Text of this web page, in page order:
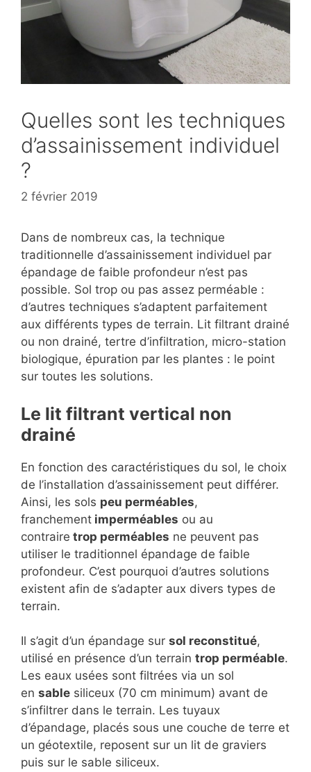
Quelles sont les techniques
d’assainissement individuel
?
2 février 2019
Dans de nombreux cas, la technique
traditionnelle d’assainissement individuel par
épandage de faible profondeur n’est pas
possible. Sol trop ou pas assez perméable :
d’autres techniques s’adaptent parfaitement
aux différents types de terrain. Lit filtrant drainé
ou non drainé, tertre d’infiltration, micro-station
biologique, épuration par les plantes : le point
sur toutes les solutions.
Le lit filtrant vertical non
drainé
En fonction des caractéristiques du sol, le choix
de l’installation d’assainissement peut différer.
Ainsi, les sols peu perméables,
franchement imperméables ou au
contraire trop perméables ne peuvent pas
utiliser le traditionnel épandage de faible
profondeur. C’est pourquoi d’autres solutions
existent afin de s’adapter aux divers types de
terrain.
Il s’agit d’un épandage sur sol reconstitué,
utilisé en présence d’un terrain trop perméable.
Les eaux usées sont filtrées via un sol
en sable siliceux (70 cm minimum) avant de
s’infiltrer dans le terrain. Les tuyaux
d’épandage, placés sous une couche de terre et
un géotextile, reposent sur un lit de graviers
puis sur le sable siliceux.